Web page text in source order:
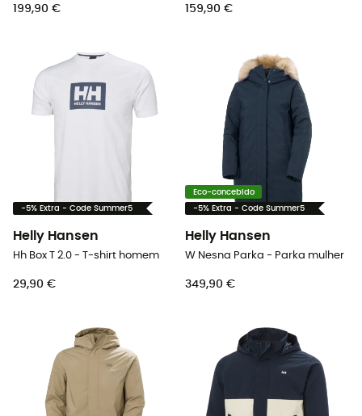
199,90 € 159,90 €
-5% Extra - Code Summer5
Helly Hansen
Hh Box T 2.0 - T-shirt homem
29,90 €
Eco-concebido
-5% Extra - Code Summer5
Helly Hansen
W Nesna Parka - Parka mulher
349,90 €